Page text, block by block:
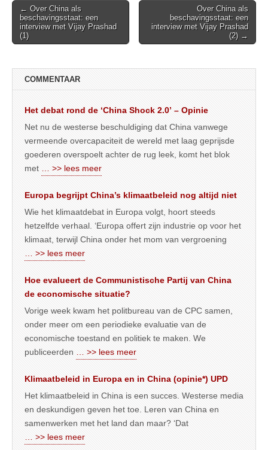
Post
navigation
← Over China als
beschavingsstaat: een
interview met Vijay Prashad
(1)
Over China als
beschavingsstaat: een
interview met Vijay Prashad
(2) →
COMMENTAAR
Het debat rond de ‘China Shock 2.0’ – Opinie
Net nu de westerse beschuldiging dat China vanwege
vermeende overcapaciteit de wereld met laag geprijsde
goederen overspoelt achter de rug leek, komt het blok
met
… >> lees meer
Europa begrijpt China’s klimaatbeleid nog altijd niet
Wie het klimaatdebat in Europa volgt, hoort steeds
hetzelfde verhaal. ‘Europa offert zijn industrie op voor het
klimaat, terwijl China onder het mom van vergroening
… >> lees meer
Hoe evalueert de Communistische Partij van China
de economische situatie?
Vorige week kwam het politbureau van de CPC samen,
onder meer om een periodieke evaluatie van de
economische toestand en politiek te maken. We
publiceerden
… >> lees meer
Klimaatbeleid in Europa en in China (opinie*) UPD
Het klimaatbeleid in China is een succes. Westerse media
en deskundigen geven het toe. Leren van China en
samenwerken met het land dan maar? ‘Dat
… >> lees meer